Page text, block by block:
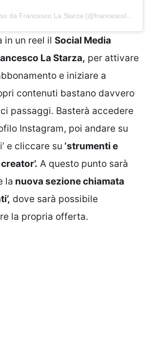
Un post condiviso da Francesco La Starza (@francescolastarza)
in un reel il Social Media
La Starza, per attivare
e iniziare a
contenuti bastano davvero
passaggi. Basterà accedere
Instagram, poi andare su
e cliccare su ‘strumenti e
A questo punto sarà
la nuova sezione chiamata
dove sarà possibile
la propria offerta.